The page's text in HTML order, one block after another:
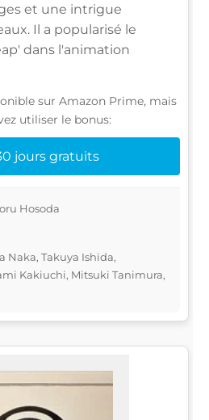
et une intrigue
Il a popularisé le
dans l'animation
sur Amazon Prime, mais
utiliser le bonus:
jours gratuits
Hosoda
Naka, Takuya Ishida,
Kakiuchi, Mitsuki Tanimura,